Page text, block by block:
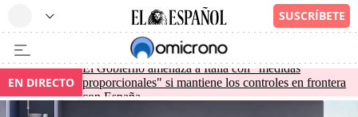
EN DIRECTO
El Gobierno amenaza a Italia con "medidas
proporcionales" si mantiene los controles en frontera
con España